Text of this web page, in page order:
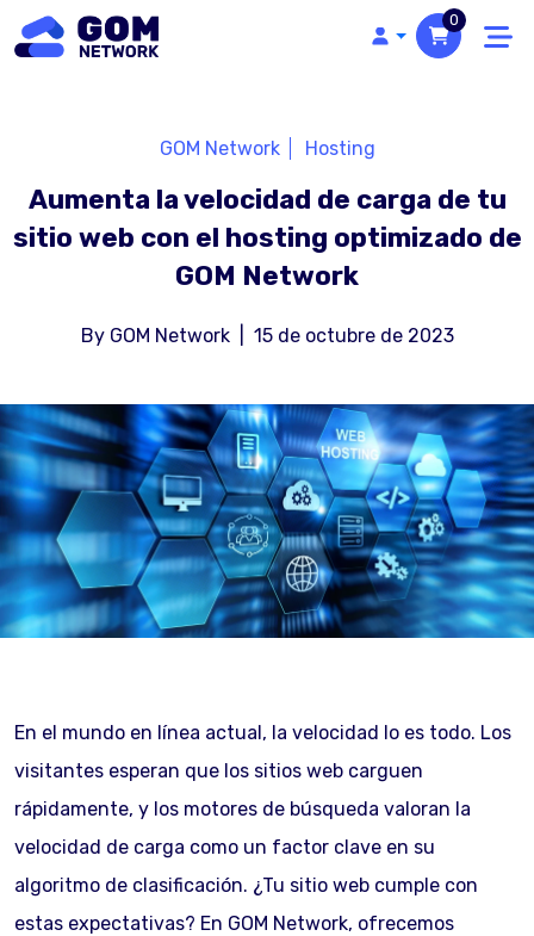
0
Aumenta la velocidad de carga de tu
sitio web con el hosting optimizado de
GOM Network
GOM Network Hosting
By GOM Network 15 de octubre de 2023
En el mundo en línea actual, la velocidad lo es todo. Los
visitantes esperan que los sitios web carguen
rápidamente, y los motores de búsqueda valoran la
velocidad de carga como un factor clave en su
algoritmo de clasificación. ¿Tu sitio web cumple con
estas expectativas? En GOM Network, ofrecemos